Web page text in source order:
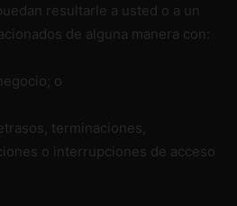
resultarle a usted o a un
de alguna manera con:
o
terminaciones,
o interrupciones de acceso